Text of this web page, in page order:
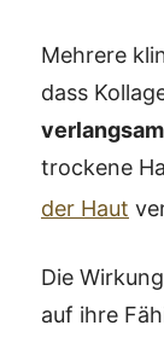
Mehrere
dass
trockene
der Haut
Die
auf ihre